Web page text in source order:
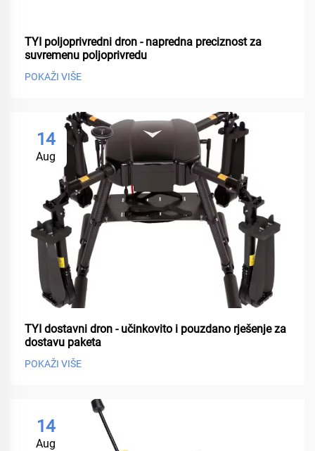
TYI poljoprivredni dron - napredna preciznost za
suvremenu poljoprivredu
POKAŽI VIŠE
14
Aug
TYI dostavni dron - učinkovito i pouzdano rješenje za
dostavu paketa
POKAŽI VIŠE
14
Aug